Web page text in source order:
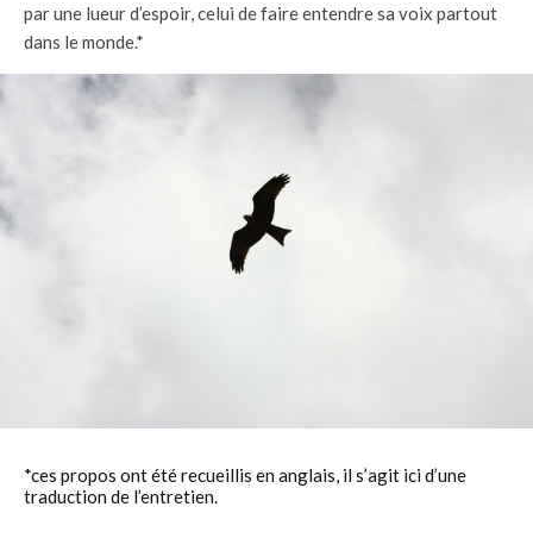
par une lueur d’espoir, celui de faire entendre sa voix partout
dans le monde.*
*ces propos ont été recueillis en anglais, il s’agit ici d’une
traduction de l’entretien.